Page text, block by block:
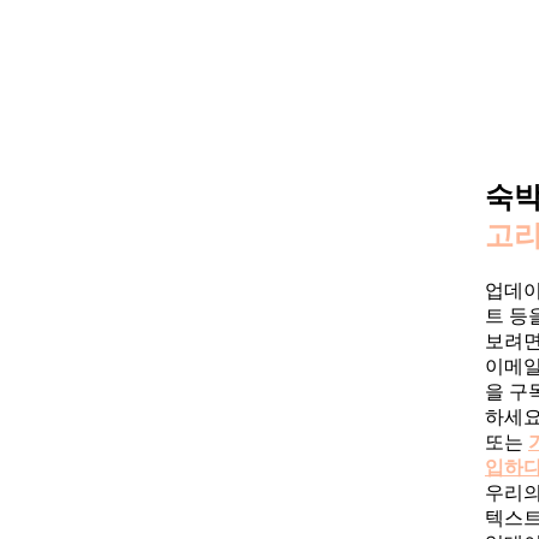
숙
고
업데
트 등
보려
이메
을 구
하세
또는
입하
우리
텍스